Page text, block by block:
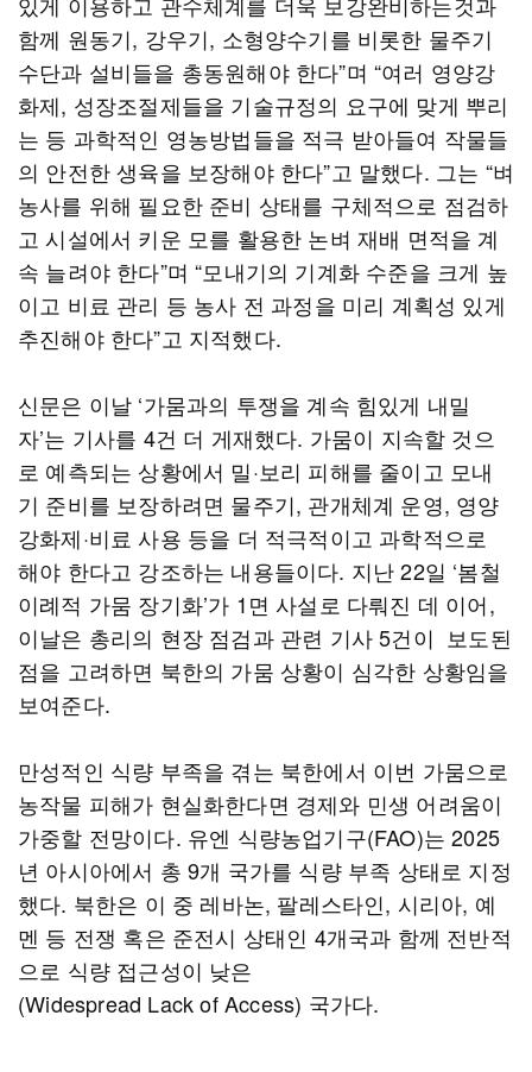
함께 원동기, 강우기, 소형양수기를 비롯한 물주기
수단과 설비들을 총동원해야 한다”며 “여러 영양강
화제, 성장조절제들을 기술규정의 요구에 맞게 뿌리
는 등 과학적인 영농방법들을 적극 받아들여 작물들
의 안전한 생육을 보장해야 한다”고 말했다. 그는 “벼
농사를 위해 필요한 준비 상태를 구체적으로 점검하
고 시설에서 키운 모를 활용한 논벼 재배 면적을 계
속 늘려야 한다”며 “모내기의 기계화 수준을 크게 높
이고 비료 관리 등 농사 전 과정을 미리 계획성 있게
추진해야 한다”고 지적했다.
신문은 이날 ‘가뭄과의 투쟁을 계속 힘있게 내밀
자’는 기사를 4건 더 게재했다. 가뭄이 지속할 것으
로 예측되는 상황에서 밀·보리 피해를 줄이고 모내
기 준비를 보장하려면 물주기, 관개체계 운영, 영양
강화제·비료 사용 등을 더 적극적이고 과학적으로
해야 한다고 강조하는 내용들이다. 지난 22일 ‘봄철
이례적 가뭄 장기화’가 1면 사설로 다뤄진 데 이어,
이날은 총리의 현장 점검과 관련 기사 5건이 보도된
점을 고려하면 북한의 가뭄 상황이 심각한 상황임을
보여준다.
만성적인 식량 부족을 겪는 북한에서 이번 가뭄으로
농작물 피해가 현실화한다면 경제와 민생 어려움이
가중할 전망이다. 유엔 식량농업기구(FAO)는 2025
년 아시아에서 총 9개 국가를 식량 부족 상태로 지정
했다. 북한은 이 중 레바논, 팔레스타인, 시리아, 예
멘 등 전쟁 혹은 준전시 상태인 4개국과 함께 전반적
으로 식량 접근성이 낮은
(Widespread Lack of Access) 국가다.